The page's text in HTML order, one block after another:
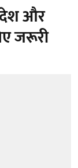
और
जरूरी